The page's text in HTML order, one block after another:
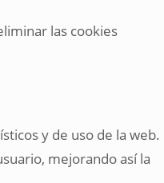
las cookies
y de uso de la web.
mejorando así la